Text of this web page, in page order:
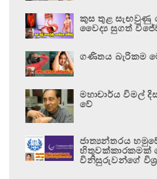
කුස තුළ සැඟවුණු
වෛද්‍ය සුගත්
ගණිතය බැරිකම
මහාචාර්ය විමල්
වේ
ජාත්‍යන්තරය
හිතුවක්කාරකමක්
විනිසුරුවන්ගේ